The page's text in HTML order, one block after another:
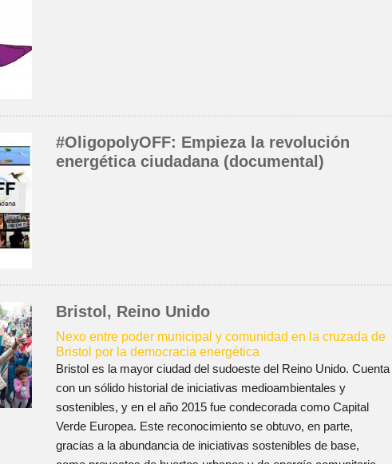
#OligopolyOFF: Empieza la revolución
energética ciudadana (documental)
Bristol, Reino Unido
Nexo entre poder municipal y comunidad en la cruzada de
Bristol por la democracia energética
Bristol es la mayor ciudad del sudoeste del Reino Unido. Cuenta
con un sólido historial de iniciativas medioambientales y
sostenibles, y en el año 2015 fue condecorada como Capital
Verde Europea. Este reconocimiento se obtuvo, en parte,
gracias a la abundancia de iniciativas sostenibles de base,